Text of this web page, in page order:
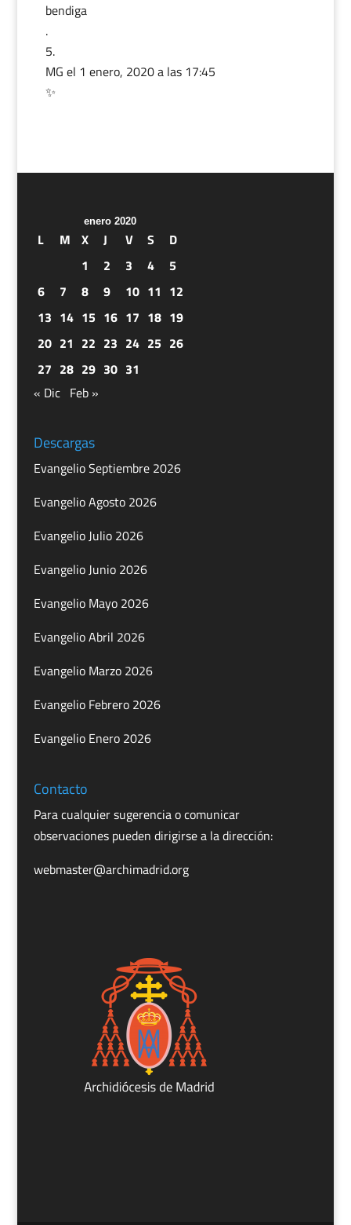
bendiga
.
MG el 1 enero, 2020 a las 17:45
✨
enero 2020
L M X J V S
D
1
2 3 4
5
6
7 8 9 10 11 12
13 14 15 16 17 18 19
20 21 22 23 24 25 26
27 28 29 30 31
« Dic Feb »
Descargas
Evangelio Septiembre 2026
Evangelio Agosto 2026
Evangelio Julio 2026
Evangelio Junio 2026
Evangelio Mayo 2026
Evangelio Abril 2026
Evangelio Marzo 2026
Evangelio Febrero 2026
Evangelio Enero 2026
Contacto
Para cualquier sugerencia o comunicar
observaciones pueden dirigirse a la dirección:
webmaster@archimadrid.org